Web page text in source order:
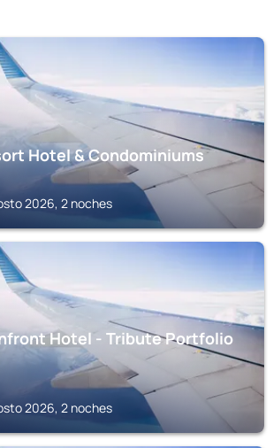
Hotel & Condominiums
2026, 2 noches
Hotel - Tribute Portfolio
2026, 2 noches